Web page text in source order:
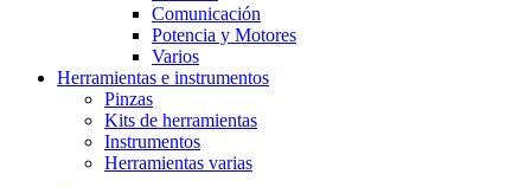
Comunicación
Potencia y Motores
Varios
Herramientas e instrumentos
Pinzas
Kits de herramientas
Instrumentos
Herramientas varias